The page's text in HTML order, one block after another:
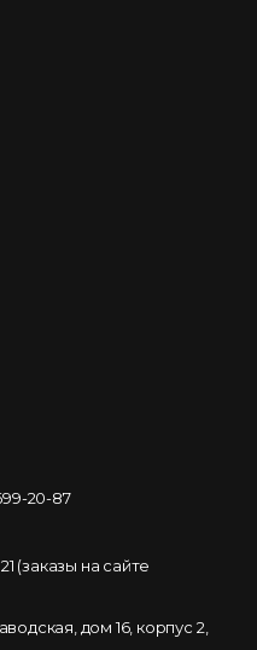
20-87
(заказы на сайте
дом 16, корпус 2,